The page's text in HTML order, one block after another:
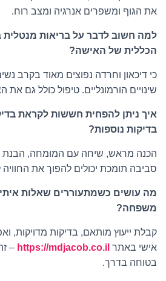
את הגוף ומשפרים אנרגיה ומצב רוח.
למה חשוב לדבר על בריאות
הכללית של האישה?
כי דיכאון וחרדה נפוצים מאוד בקרב
שינויים הורמונליים. טיפול כולל גם את
איך ניתן להפחית חששות לקראת
בדיקות נוספות?
הכנה מראש, שיחה עם המומחה, הבנת
סביבה תומכת יכולים להפוך את
מה עושים כשמתעוררים שאלות
משפחה?
קבלת ייעוץ מותאם, בדיקות מדויקות,
אישי באתר https://mdjacob.co.il
–
בטוחה בדרך.